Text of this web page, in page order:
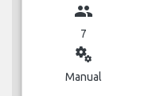
group
7
miscellaneous_services
Manual